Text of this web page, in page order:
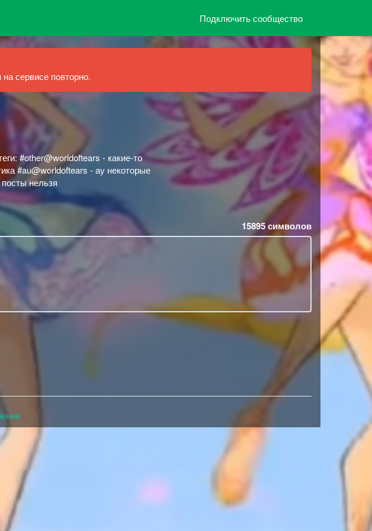
Подключить сообщество
сервисе повторно.
#other@worldoftears - какие-то
#au@worldoftears - ау некоторые
нельзя
15895символов